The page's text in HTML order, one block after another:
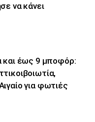
να κάνει
και έως 9 μποφόρ:
για φωτιές